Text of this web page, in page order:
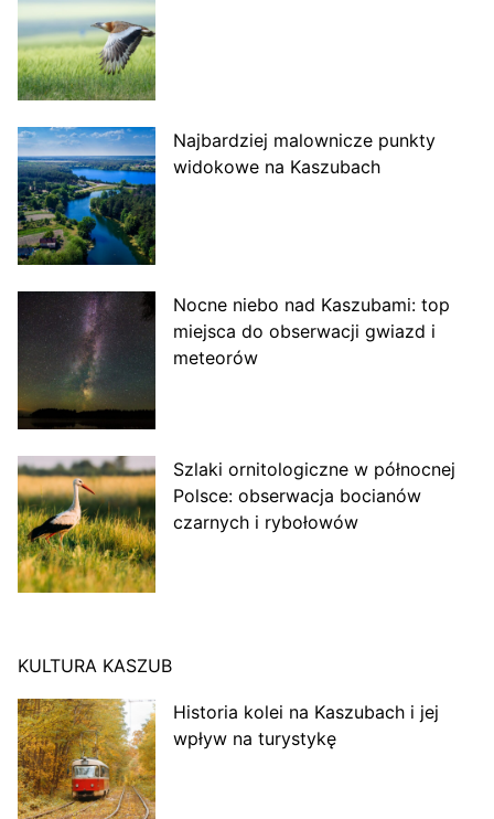
Najbardziej malownicze punkty
widokowe na Kaszubach
Nocne niebo nad Kaszubami: top
miejsca do obserwacji gwiazd i
meteorów
Szlaki ornitologiczne w północnej
Polsce: obserwacja bocianów
czarnych i rybołowów
KULTURA KASZUB
Historia kolei na Kaszubach i jej
wpływ na turystykę